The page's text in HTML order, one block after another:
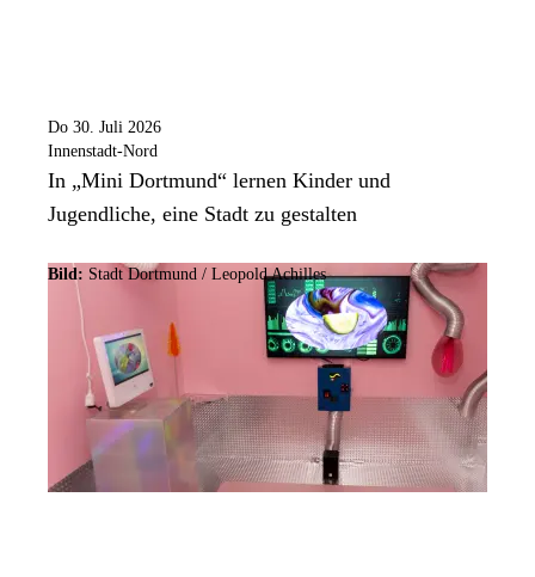
Do 30. Juli 2026
Innenstadt-Nord
In „Mini Dortmund“ lernen Kinder und
Jugendliche, eine Stadt zu gestalten
Bild: Stadt Dortmund / Leopold Achilles